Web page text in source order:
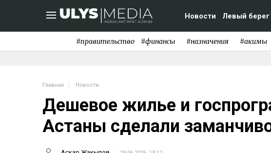
Новости Левый берег
#правительство #финансы #назначения #акимы
Главная Новости
Дешевое жилье и
Астаны сделали